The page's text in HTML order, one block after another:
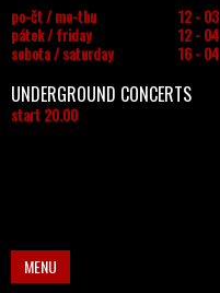
po-čt / mo-thu
12 - 03
pátek / friday
12 - 04
sobota / saturday
16 - 04
UNDERGROUND CONCERTS
start 20.00
MENU